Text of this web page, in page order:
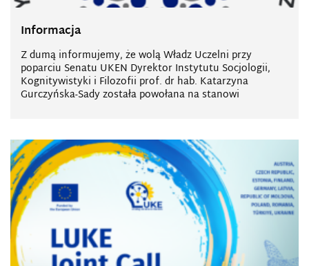
Informacja
Z dumą informujemy, że wolą Władz Uczelni przy
poparciu Senatu UKEN Dyrektor Instytutu Socjologii,
Kognitywistyki i Filozofii prof. dr hab. Katarzyna
Gurczyńska-Sady została powołana na stanowi